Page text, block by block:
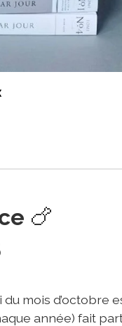
🍗
mois d’octobre
année) fait